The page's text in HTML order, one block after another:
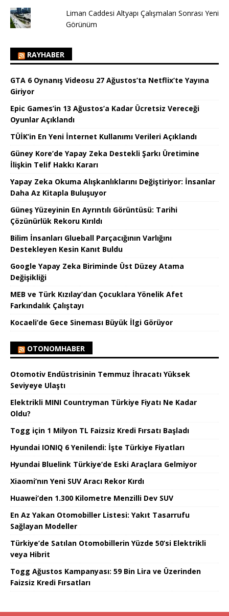
Liman Caddesi Altyapı Çalışmaları Sonrası Yeni
Görünüm
RAYHABER
GTA 6 Oynanış Videosu 27 Ağustos’ta Netflix’te Yayına
Giriyor
Epic Games’in 13 Ağustos’a Kadar Ücretsiz Vereceği
Oyunlar Açıklandı
TÜİK’in En Yeni İnternet Kullanımı Verileri Açıklandı
Güney Kore’de Yapay Zeka Destekli Şarkı Üretimine
İlişkin Telif Hakkı Kararı
Yapay Zeka Okuma Alışkanlıklarını Değiştiriyor: İnsanlar
Daha Az Kitapla Buluşuyor
Güneş Yüzeyinin En Ayrıntılı Görüntüsü: Tarihi
Çözünürlük Rekoru Kırıldı
Bilim İnsanları Glueball Parçacığının Varlığını
Destekleyen Kesin Kanıt Buldu
Google Yapay Zeka Biriminde Üst Düzey Atama
Değişikliği
MEB ve Türk Kızılay’dan Çocuklara Yönelik Afet
Farkındalık Çalıştayı
Kocaeli’de Gece Sineması Büyük İlgi Görüyor
OTONOMHABER
Otomotiv Endüstrisinin Temmuz İhracatı Yüksek
Seviyeye Ulaştı
Elektrikli MINI Countryman Türkiye Fiyatı Ne Kadar
Oldu?
Togg için 1 Milyon TL Faizsiz Kredi Fırsatı Başladı
Hyundai IONIQ 6 Yenilendi: İşte Türkiye Fiyatları
Hyundai Bluelink Türkiye’de Eski Araçlara Gelmiyor
Xiaomi’nın Yeni SUV Aracı Rekor Kırdı
Huawei’den 1.300 Kilometre Menzilli Dev SUV
En Az Yakan Otomobiller Listesi: Yakıt Tasarrufu
Sağlayan Modeller
Türkiye’de Satılan Otomobillerin Yüzde 50’si Elektrikli
veya Hibrit
Togg Ağustos Kampanyası: 59 Bin Lira ve Üzerinden
Faizsiz Kredi Fırsatları